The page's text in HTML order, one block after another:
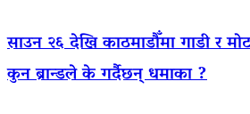
साउन २६ देखि काठमाडौँमा गाडी र
कुन ब्रान्डले के गर्दैछन् धमाका ?